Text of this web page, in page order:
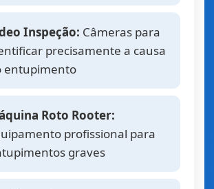
Inspeção: Câmeras para
precisamente a causa
entupimento
Roto Rooter:
profissional para
graves